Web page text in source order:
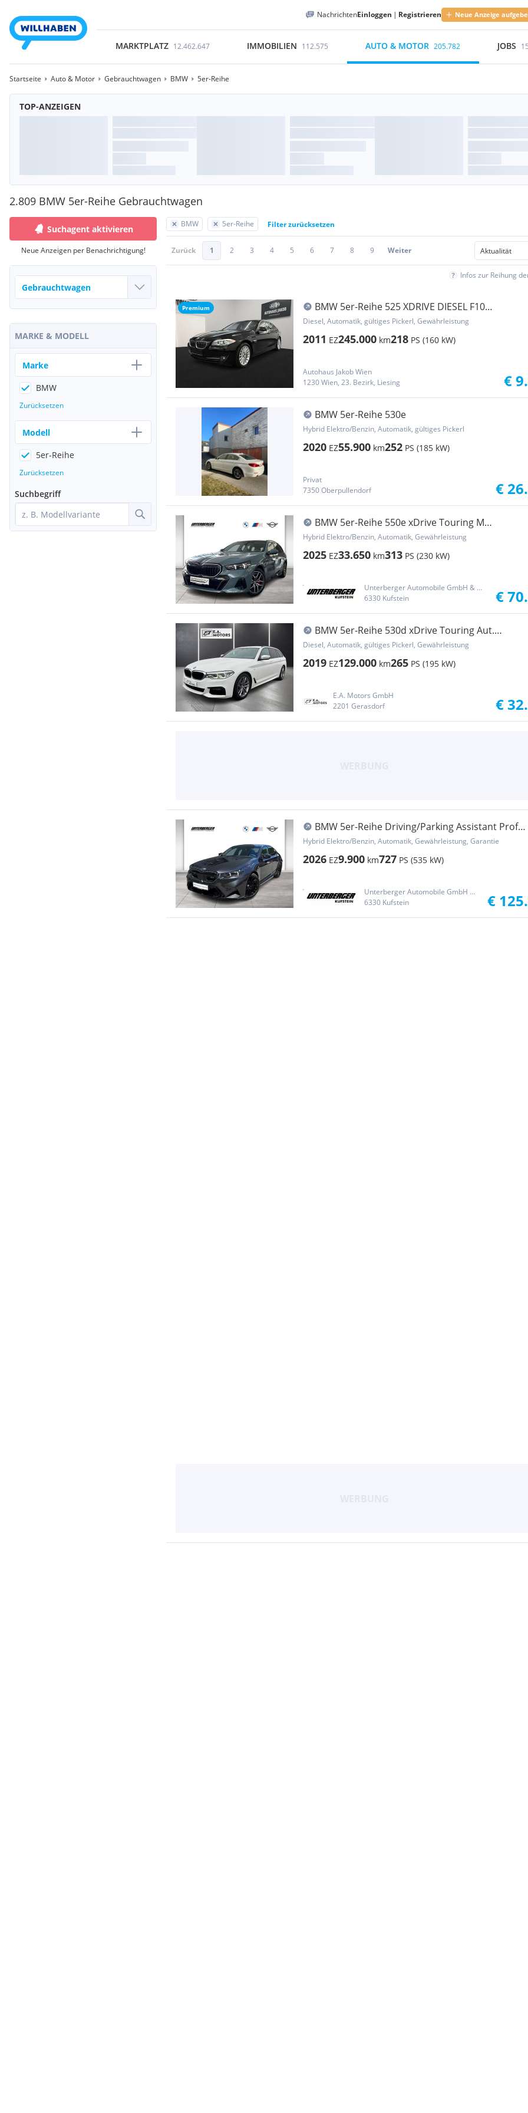
NachrichtenEinloggen | Registrieren Neue Anzeige
MARKTPLATZ 12.462.647 IMMOBILIEN 112.575 AUTO & MOTOR 205.782 JOBS
Startseite Auto & Motor Gebrauchtwagen BMW 5er-Reihe
TOP-ANZEIGEN
2.809 BMW 5er-Reihe Gebrauchtwagen
BMW 5er-Reihe Filter zurücksetzen
Zurück 1 2 3 4 5 6 7 8 9 Weiter
Infos zur Reihung
Premium
BMW 5er-Reihe 525 XDRIVE DIESEL F10
****AUTOMATIK-TEMPOMAT-KA...
Diesel, Automatik, gültiges Pickerl, Gewährleistung
2011 EZ245.000 km218 PS (160 kW)
Autohaus Jakob Wien
1230 Wien, 23. Bezirk, Liesing
€
BMW 5er-Reihe 530e
Hybrid Elektro/Benzin, Automatik, gültiges Pickerl
2020 EZ55.900 km252 PS (185 kW)
Privat
7350 Oberpullendorf
€
BMW 5er-Reihe 550e xDrive Touring M
Sportpaket Head-Up DAB
Hybrid Elektro/Benzin, Automatik, Gewährleistung
2025 EZ33.650 km313 PS (230 kW)
Unterberger Automobile GmbH & Co KG
6330 Kufstein
€
BMW 5er-Reihe 530d xDrive Touring Aut.
monatlich ab € 338,51
Diesel, Automatik, gültiges Pickerl, Gewährleistung
2019 EZ129.000 km265 PS (195 kW)
E.A. Motors GmbH
2201 Gerasdorf
€
BMW 5er-Reihe Driving/Parking Assistant Prof.
| AHK...
Hybrid Elektro/Benzin, Automatik, Gewährleistung, Garantie
2026 EZ9.900 km727 PS (535 kW)
Unterberger Automobile GmbH & Co KG
6330 Kufstein
€
Suchagent aktivieren
Neue Anzeigen per Benachrichtigung!
MARKE & MODELL
Marke
BMW
Zurücksetzen
Modell
5er-Reihe
Zurücksetzen
Suchbegriff